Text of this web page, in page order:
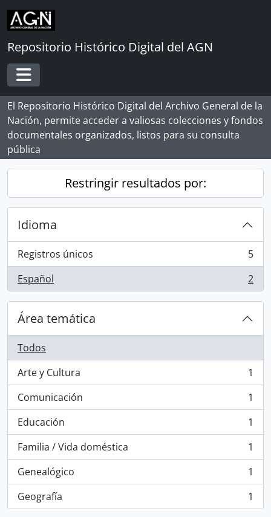
Skip to main content
Repositorio Histórico Digital del AGN
Toggle navigation
El Repositorio Histórico Digital del Archivo General de la
Nación, permite acceder a valiosas colecciones y fondos
documentales organizados, listos para su consulta
pública
Restringir resultados por:
Idioma
Registros únicos
, 5 resultados
5
Español
, 2 resultados 2
Área temática
Todos
Arte y Cultura
, 1 resultados
1
Comunicación
, 1 resultados
1
Educación
, 1 resultados
1
Familia / Vida doméstica
, 1 resultados
1
Genealógico
, 1 resultados
1
Geografía
, 1 resultados 1